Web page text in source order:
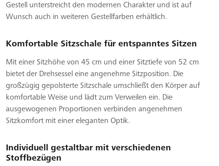
Gestell unterstreicht den modernen Charakter und ist auf
Wunsch auch in weiteren Gestellfarben erhältlich.
Komfortable Sitzschale für entspanntes Sitzen
Mit einer Sitzhöhe von 45 cm und einer Sitztiefe von 52 cm
bietet der Drehsessel eine angenehme Sitzposition. Die
großzügig gepolsterte Sitzschale umschließt den Körper auf
komfortable Weise und lädt zum Verweilen ein. Die
ausgewogenen Proportionen verbinden angenehmen
Sitzkomfort mit einer eleganten Optik.
Individuell gestaltbar mit verschiedenen
Stoffbezügen